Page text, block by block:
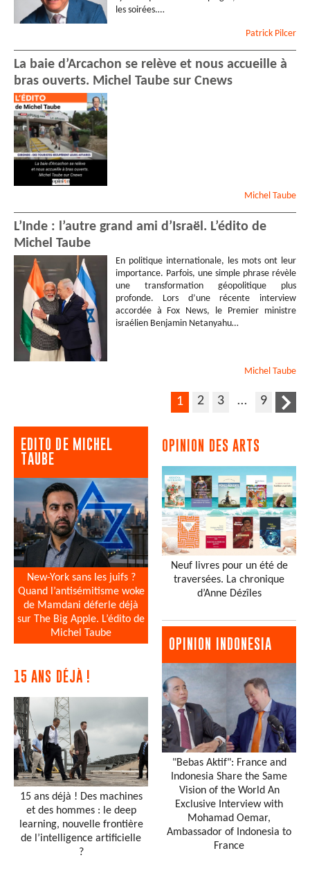
les soirées.…
Patrick Pilcer
La baie d’Arcachon se relève et nous accueille à
bras ouverts. Michel Taube sur Cnews
Michel Taube
L’Inde : l’autre grand ami d’Israël. L’édito de
Michel Taube
En politique internationale, les mots ont leur
importance. Parfois, une simple phrase révèle
une transformation géopolitique plus
profonde. Lors d’une récente interview
accordée à Fox News, le Premier ministre
israélien Benjamin Netanyahu…
Michel Taube
1 2 3 … 9
EDITO DE MICHEL
TAUBE
New-York sans les juifs ?
Quand l’antisémitisme woke
de Mamdani déferle déjà
sur The Big Apple. L’édito de
Michel Taube
15 ANS DÉJÀ !
15 ans déjà ! Des machines
et des hommes : le deep
learning, nouvelle frontière
de l’intelligence artificielle
?
OPINION DES ARTS
Neuf livres pour un été de
traversées. La chronique
d’Anne Dézîles
OPINION INDONESIA
"Bebas Aktif": France and
Indonesia Share the Same
Vision of the World An
Exclusive Interview with
Mohamad Oemar,
Ambassador of Indonesia to
France